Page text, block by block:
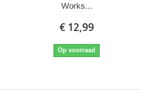
Works...
€ 12,99
Op voorraad